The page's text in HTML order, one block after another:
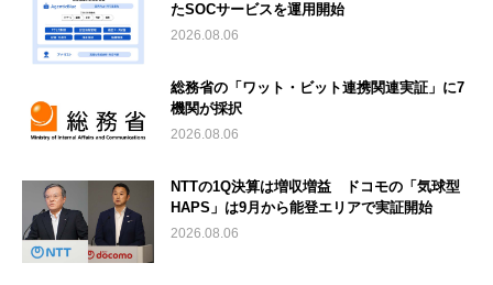
たSOCサービスを運用開始
2026.08.06
総務省の「ワット・ビット連携関連実証」に7
機関が採択
2026.08.06
NTTの1Q決算は増収増益 ドコモの「気球型
HAPS」は9月から能登エリアで実証開始
2026.08.06